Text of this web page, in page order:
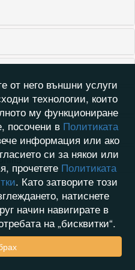
от него външни услуги
технологии, които
му функциониране
посочени в Политиката
информация или ако
си за някои или
прочетете Политиката
. Като затворите този
натиснете
начин навигирате в
на „бисквитки“.